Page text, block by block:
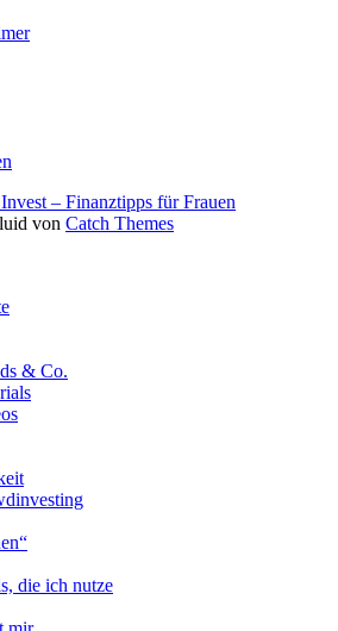
– Finanztipps für Frauen
von Catch Themes
& Co.
die ich nutze